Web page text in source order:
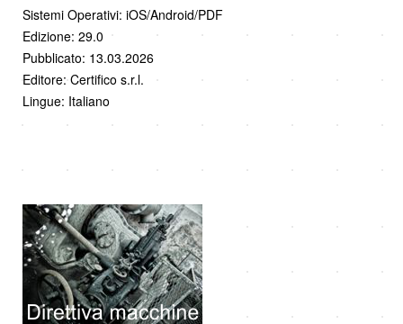
Sistemi Operativi: iOS/Android/PDF
Edizione: 29.0
Pubblicato: 13.03.2026
Editore: Certifico s.r.l.
Lingue: Italiano